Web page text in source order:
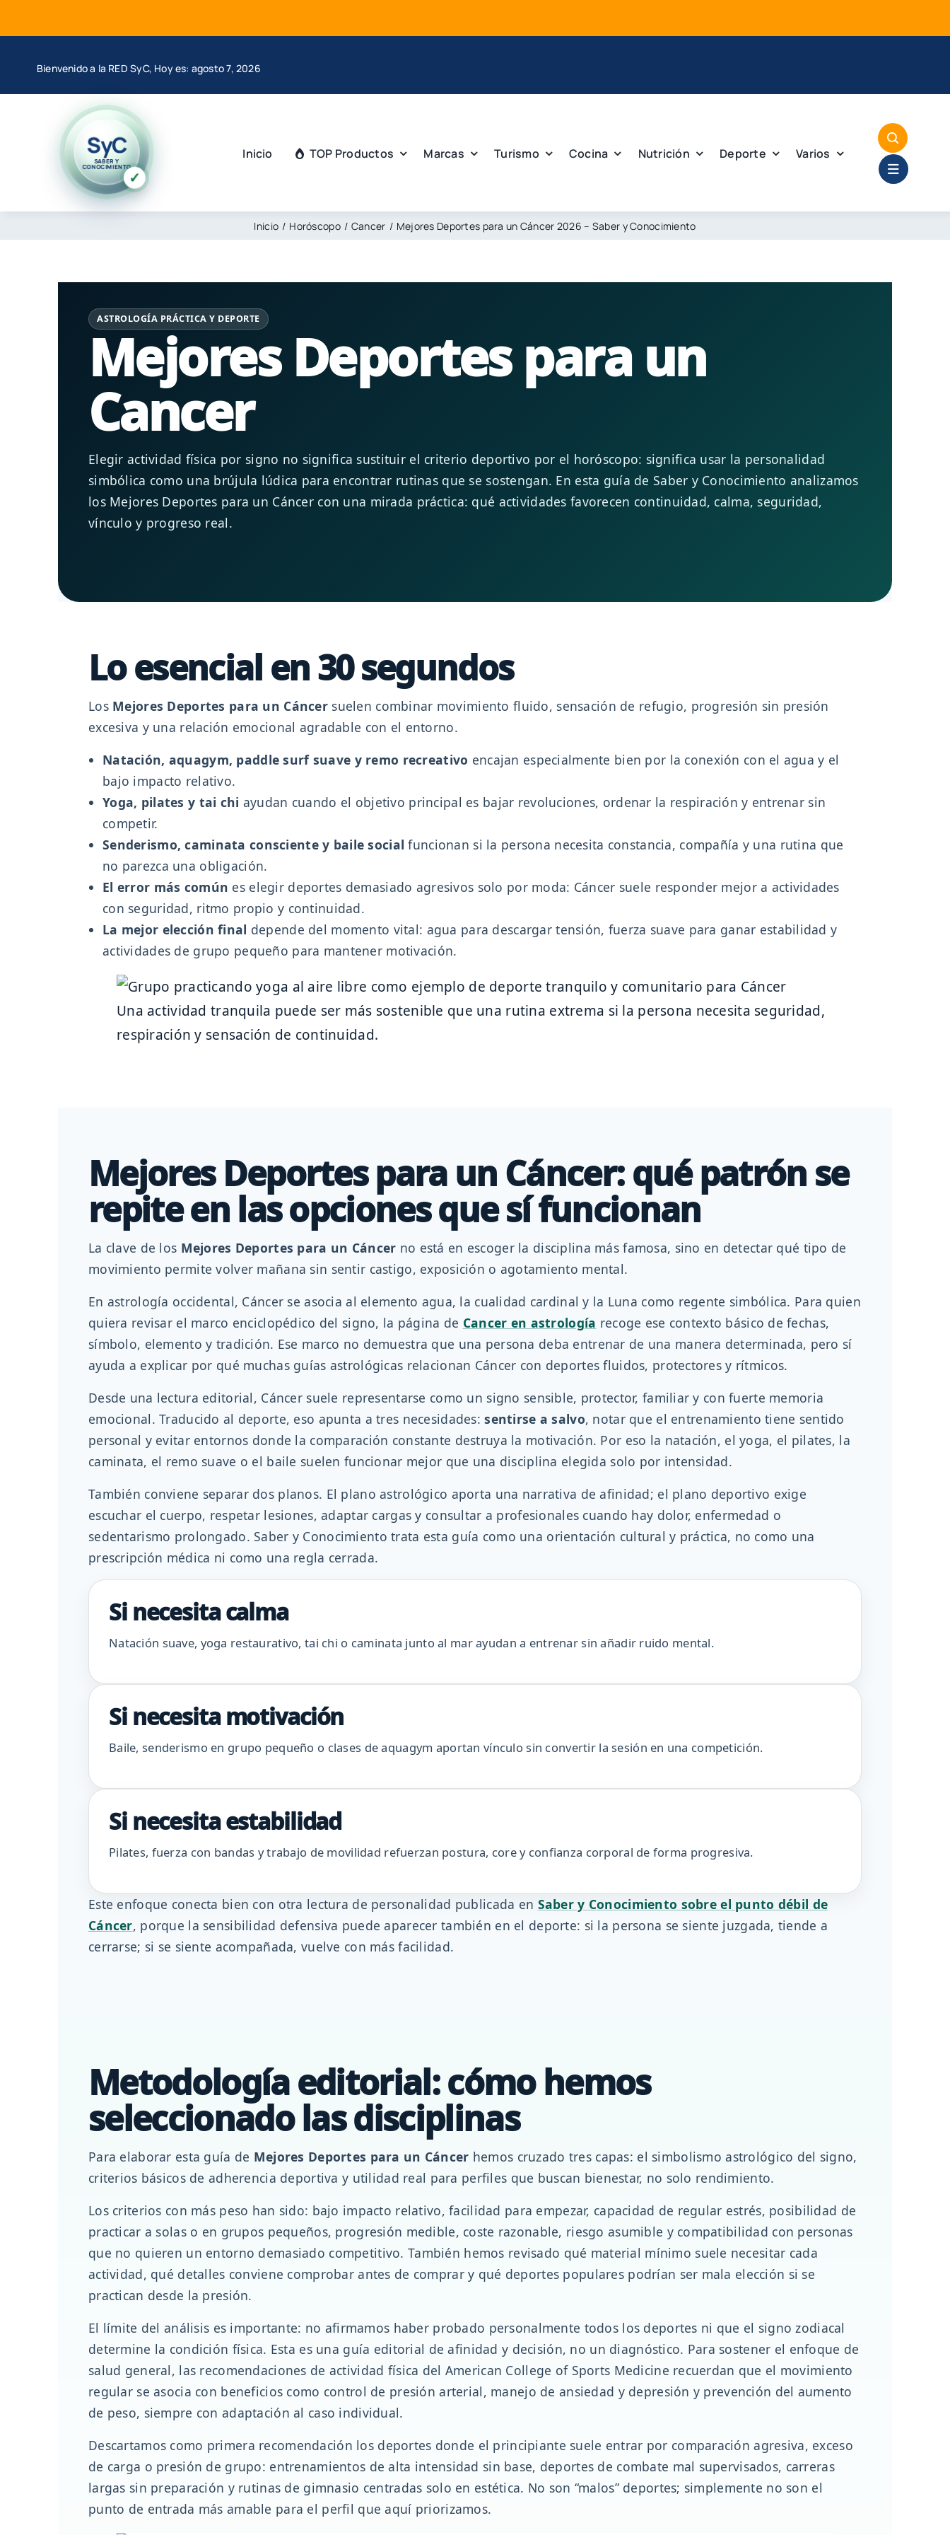
al
Bienvenido a la RED SyC, Hoy es: agosto 7, 2026
SyC
SABER Y
CONOCIMIENTO
✓
Inicio TOP Productos Marcas Turismo Cocina Nutrición Deporte Varios
Inicio Horóscopo Cancer Mejores Deportes para un Cáncer 2026 – Saber y Conocimiento
ASTROLOGÍA PRÁCTICA Y DEPORTE
Mejores Deportes para un
Cancer
Elegir actividad física por signo no significa sustituir el criterio deportivo por el horóscopo: significa usar la personalidad
simbólica como una brújula lúdica para encontrar rutinas que se sostengan. En esta guía de Saber y Conocimiento analizamos
los Mejores Deportes para un Cáncer con una mirada práctica: qué actividades favorecen continuidad, calma, seguridad,
vínculo y progreso real.
Lo esencial en 30 segundos
Los Mejores Deportes para un Cáncersuelen combinar movimiento fluido, sensación de refugio, progresión sin presión
excesiva y una relación emocional agradable con el entorno.
Natación, aquagym, paddle surf suave y remo recreativo encajan especialmente bien por la conexión con el agua y el
bajo impacto relativo.
Yoga, pilates y tai chi ayudan cuando el objetivo principal es bajar revoluciones, ordenar la respiración y entrenar sin
competir.
Senderismo, caminata consciente y baile social funcionan si la persona necesita constancia, compañía y una rutina que
no parezca una obligación.
El error más común es elegir deportes demasiado agresivos solo por moda: Cáncer suele responder mejor a actividades
con seguridad, ritmo propio y continuidad.
La mejor elección final depende del momento vital: agua para descargar tensión, fuerza suave para ganar estabilidad y
actividades de grupo pequeño para mantener motivación.
Una actividad tranquila puede ser más sostenible que una rutina extrema si la persona necesita seguridad,
respiración y sensación de continuidad.
Mejores Deportes para un Cáncer: qué patrón se
repite en las opciones que sí funcionan
La clave de los Mejores Deportes para un Cáncer no está en escoger la disciplina más famosa, sino en detectar qué tipo de
movimiento permite volver mañana sin sentir castigo, exposición o agotamiento mental.
En astrología occidental, Cáncer se asocia al elemento agua, la cualidad cardinal y la Luna como regente simbólica. Para quien
quiera revisar el marco enciclopédico del signo, la página de Cancer en astrología recoge ese contexto básico de fechas,
símbolo, elemento y tradición. Ese marco no demuestra que una persona deba entrenar de una manera determinada, pero sí
ayuda a explicar por qué muchas guías astrológicas relacionan Cáncer con deportes fluidos, protectores y rítmicos.
Desde una lectura editorial, Cáncer suele representarse como un signo sensible, protector, familiar y con fuerte memoria
emocional. Traducido al deporte, eso apunta a tres necesidades:sentirse a salvo, notar que el entrenamiento tiene sentido
personal y evitar entornos donde la comparación constante destruya la motivación. Por eso la natación, el yoga, el pilates, la
caminata, el remo suave o el baile suelen funcionar mejor que una disciplina elegida solo por intensidad.
También conviene separar dos planos. El plano astrológico aporta una narrativa de afinidad; el plano deportivo exige
escuchar el cuerpo, respetar lesiones, adaptar cargas y consultar a profesionales cuando hay dolor, enfermedad o
sedentarismo prolongado. Saber y Conocimiento trata esta guía como una orientación cultural y práctica, no como una
prescripción médica ni como una regla cerrada.
Si necesita calma
Natación suave, yoga restaurativo, tai chi o caminata junto al mar ayudan a entrenar sin añadir ruido mental.
Si necesita motivación
Baile, senderismo en grupo pequeño o clases de aquagym aportan vínculo sin convertir la sesión en una competición.
Si necesita estabilidad
Pilates, fuerza con bandas y trabajo de movilidad refuerzan postura, core y confianza corporal de forma progresiva.
Este enfoque conecta bien con otra lectura de personalidad publicada en Saber y Conocimiento sobre el punto débil de
Cáncer, porque la sensibilidad defensiva puede aparecer también en el deporte: si la persona se siente juzgada, tiende a
cerrarse; si se siente acompañada, vuelve con más facilidad.
Metodología editorial: cómo hemos
seleccionado las disciplinas
Para elaborar esta guía de Mejores Deportes para un Cáncer hemos cruzado tres capas: el simbolismo astrológico del signo,
criterios básicos de adherencia deportiva y utilidad real para perfiles que buscan bienestar, no solo rendimiento.
Los criterios con más peso han sido: bajo impacto relativo, facilidad para empezar, capacidad de regular estrés, posibilidad de
practicar a solas o en grupos pequeños, progresión medible, coste razonable, riesgo asumible y compatibilidad con personas
que no quieren un entorno demasiado competitivo. También hemos revisado qué material mínimo suele necesitar cada
actividad, qué detalles conviene comprobar antes de comprar y qué deportes populares podrían ser mala elección si se
practican desde la presión.
El límite del análisis es importante: no afirmamos haber probado personalmente todos los deportes ni que el signo zodiacal
determine la condición física. Esta es una guía editorial de afinidad y decisión, no un diagnóstico. Para sostener el enfoque de
salud general, las recomendaciones de actividad física del American College of Sports Medicine recuerdan que el movimiento
regular se asocia con beneficios como control de presión arterial, manejo de ansiedad y depresión y prevención del aumento
de peso, siempre con adaptación al caso individual.
Descartamos como primera recomendación los deportes donde el principiante suele entrar por comparación agresiva, exceso
de carga o presión de grupo: entrenamientos de alta intensidad sin base, deportes de combate mal supervisados, carreras
largas sin preparación y rutinas de gimnasio centradas solo en estética. No son “malos” deportes; simplemente no son el
punto de entrada más amable para el perfil que aquí priorizamos.